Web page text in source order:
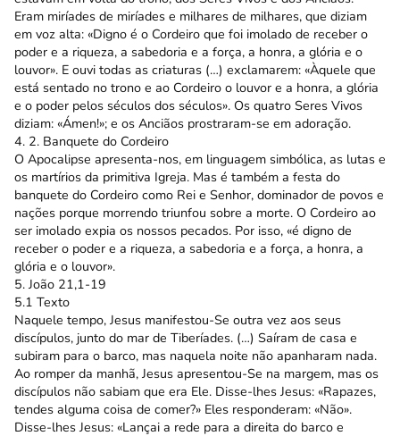
Eram miríades de miríades e milhares de milhares, que diziam
em voz alta: «Digno é o Cordeiro que foi imolado de receber o
poder e a riqueza, a sabedoria e a força, a honra, a glória e o
louvor». E ouvi todas as criaturas (…) exclamarem: «Àquele que
está sentado no trono e ao Cordeiro o louvor e a honra, a glória
e o poder pelos séculos dos séculos». Os quatro Seres Vivos
diziam: «Ámen!»; e os Anciãos prostraram-se em adoração.
4. 2. Banquete do Cordeiro
O Apocalipse apresenta-nos, em linguagem simbólica, as lutas e
os martírios da primitiva Igreja. Mas é também a festa do
banquete do Cordeiro como Rei e Senhor, dominador de povos e
nações porque morrendo triunfou sobre a morte. O Cordeiro ao
ser imolado expia os nossos pecados. Por isso, «é digno de
receber o poder e a riqueza, a sabedoria e a força, a honra, a
glória e o louvor».
5. João 21,1-19
5.1 Texto
Naquele tempo, Jesus manifestou-Se outra vez aos seus
discípulos, junto do mar de Tiberíades. (…) Saíram de casa e
subiram para o barco, mas naquela noite não apanharam nada.
Ao romper da manhã, Jesus apresentou-Se na margem, mas os
discípulos não sabiam que era Ele. Disse-lhes Jesus: «Rapazes,
tendes alguma coisa de comer?» Eles responderam: «Não».
Disse-lhes Jesus: «Lançai a rede para a direita do barco e